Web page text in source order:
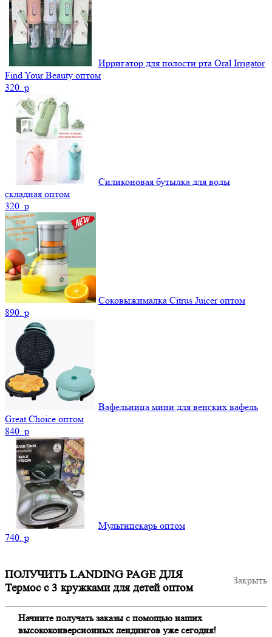
Ирригатор для полости рта Oral Irrigator
Find Your Beauty оптом
320. p
Силиконовая бутылка для воды
складная оптом
320. p
Соковыжималка Citrus Juicer оптом
890. p
Вафельница мини для венских вафель
Great Choice оптом
840. p
Мультипекарь оптом
740. p
Закрыть
ПОЛУЧИТЬ LANDING PAGE ДЛЯ
Термос с 3 кружками для детей оптом
Начните получать заказы с помощью наших
высококонверсионных лендингов уже сегодня!